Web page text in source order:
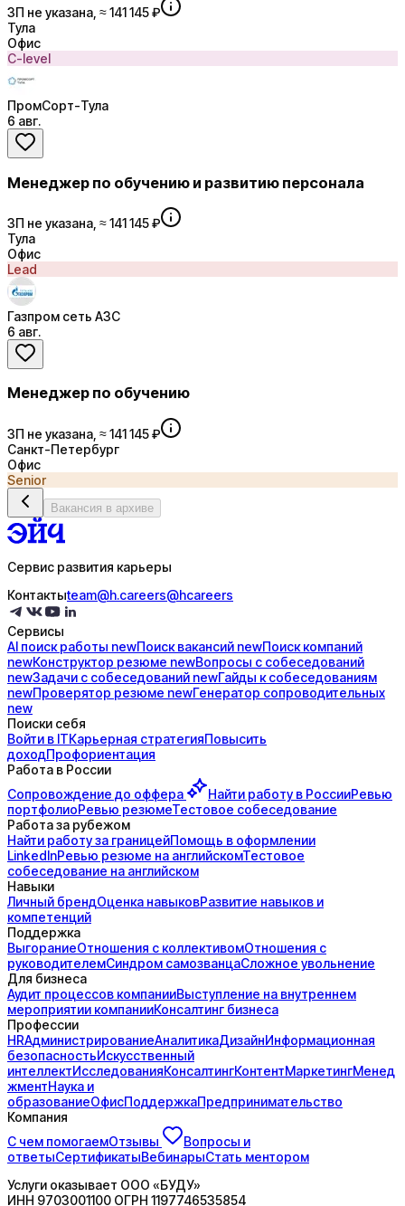
ЗП не указана, ≈ 141 145 ₽
Тула
Офис
C-level
ПромСорт-Тула
6 авг.
Менеджер по обучению и развитию персонала
ЗП не указана, ≈ 141 145 ₽
Тула
Офис
Lead
Газпром сеть АЗС
6 авг.
Менеджер по обучению
ЗП не указана, ≈ 141 145 ₽
Санкт-Петербург
Офис
Senior
Вакансия в архиве
Сервис развития карьеры
Контактыteam@h.careers@hcareers
Сервисы
AI поискработы newПоисквакансий newПоисккомпаний
newКонструктор резюме newВопросы с собеседований
newЗадачи с собеседований newГайды ксобеседованиям
newПроверятор резюме newГенератор сопроводительных
new
Поиски себя
Войти в ITКарьерная стратегияПовысить
доходПрофориентация
Работа в России
Сопровождение до оффера Найти работу в РоссииРевью
портфолиоРевью резюмеТестовое собеседование
Работа за рубежом
Найти работу за границейПомощь в оформлении
LinkedInРевью резюме на английскомТестовое
собеседование на английском
Навыки
Личный брендОценка навыковРазвитие навыков и
компетенций
Поддержка
ВыгораниеОтношения с коллективомОтношения с
руководителемСиндром самозванцаСложное увольнение
Для бизнеса
Аудит процессов компанииВыступление на внутреннем
мероприятии компанииКонсалтинг бизнеса
Профессии
HRАдминистрированиеАналитикаДизайнИнформационная
безопасностьИскусственный
интеллектИсследованияКонсалтингКонтентМаркетингМенед
жментНаука и
образованиеОфисПоддержкаПредпринимательство
Компания
С чем помогаемОтзывы
Вопросы и
ответыСертификатыВебинарыСтать ментором
Услуги оказывает ООО «БУДУ»
ИНН 9703001100 ОГРН 1197746535854